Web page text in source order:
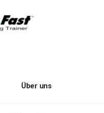
Über uns